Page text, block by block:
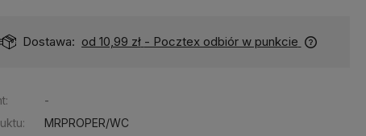
Dostawa: od 10,99 zł - Pocztex odbiór w punkcie
-
MRPROPER/WC